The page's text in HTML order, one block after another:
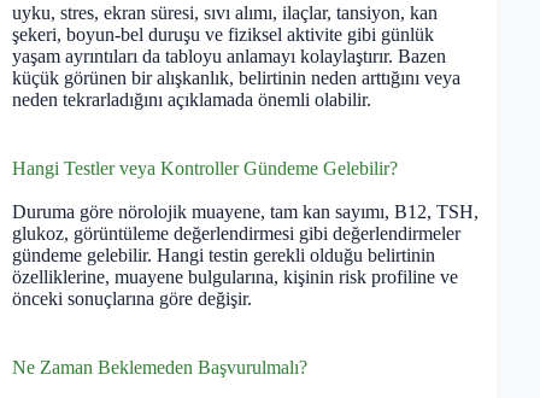
uyku, stres, ekran süresi, sıvı alımı, ilaçlar, tansiyon, kan
şekeri, boyun-bel duruşu ve fiziksel aktivite gibi günlük
yaşam ayrıntıları da tabloyu anlamayı kolaylaştırır. Bazen
küçük görünen bir alışkanlık, belirtinin neden arttığını veya
neden tekrarladığını açıklamada önemli olabilir.
Hangi Testler veya Kontroller Gündeme Gelebilir?
Duruma göre nörolojik muayene, tam kan sayımı, B12, TSH,
glukoz, görüntüleme değerlendirmesi gibi değerlendirmeler
gündeme gelebilir. Hangi testin gerekli olduğu belirtinin
özelliklerine, muayene bulgularına, kişinin risk profiline ve
önceki sonuçlarına göre değişir.
Ne Zaman Beklemeden Başvurulmalı?